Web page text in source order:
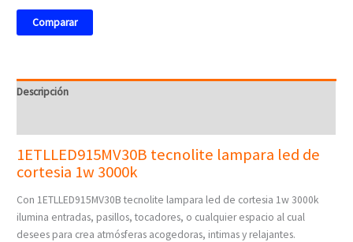
Comparar
Descripción
1ETLLED915MV30B tecnolite lampara led de
cortesia 1w 3000k
Con 1ETLLED915MV30B tecnolite lampara led de cortesia 1w 3000k
ilumina entradas, pasillos, tocadores, o cualquier espacio al cual
desees para crea atmósferas acogedoras, intimas y relajantes.